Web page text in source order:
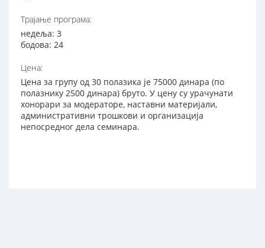
Трајање програма:
недеља: 3
бодова: 24
Цена:
Цена за групу од 30 полазика је 75000 динара (по
полазнику 2500 динара) бруто. У цену су урачунати
хонорари за модераторе, наставни материјали,
административни трошкови и организација
непосредног дела семинара.